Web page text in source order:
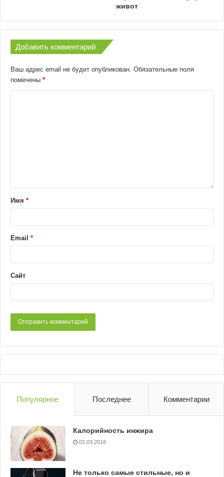
живот
Добавить комментарий
Ваш адрес email не будет опубликован. Обязательные поля
помечены *
Имя *
Email *
Сайт
Популярное Последнее Комментарии
Калорийность инжира
03.03.2018
Не только самые стильные, но и